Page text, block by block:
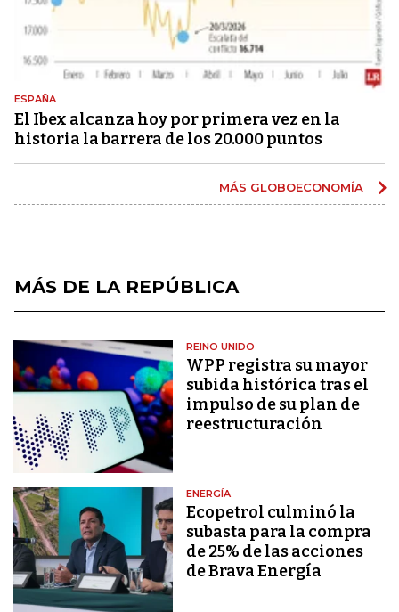
ESPAÑA
El Ibex alcanza hoy por primera vez en la
historia la barrera de los 20.000 puntos
MÁS GLOBOECONOMÍA
MÁS DE LA REPÚBLICA
REINO UNIDO
WPP registra su mayor
subida histórica tras el
impulso de su plan de
reestructuración
ENERGÍA
Ecopetrol culminó la
subasta para la compra
de 25% de las acciones
de Brava Energía